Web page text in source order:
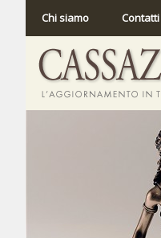
Chi siamo Contatti